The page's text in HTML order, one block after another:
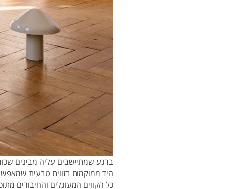
ברגע שמתיישבים עליה מבינים
היד ממוקמות בזווית טבעית
כל הקווים המעוגלים והחיבורים